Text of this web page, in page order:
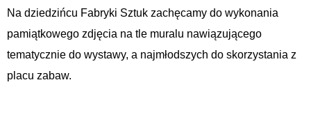
Na dziedzińcu Fabryki Sztuk zachęcamy do wykonania
pamiątkowego zdjęcia na tle muralu nawiązującego
tematycznie do wystawy, a najmłodszych do skorzystania z
placu zabaw.